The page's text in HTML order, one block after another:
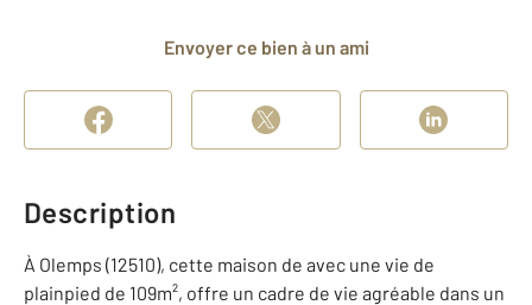
Envoyer ce bien à un ami
Description
À Olemps (12510), cette maison de avec une vie de
plainpied de 109m², offre un cadre de vie agréable dans un